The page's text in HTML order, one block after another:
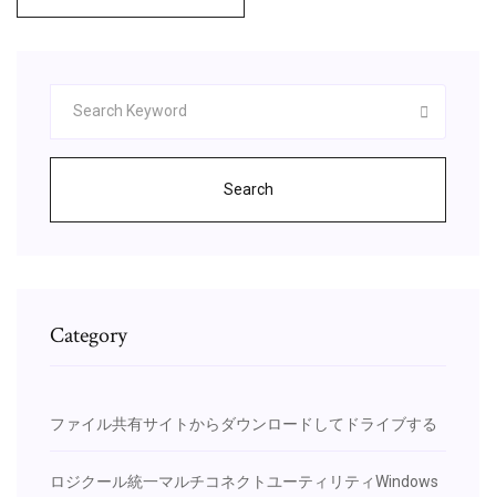
Search
Category
ファイル共有サイトからダウンロードしてドライブする
ロジクール統一マルチコネクトユーティリティWindows